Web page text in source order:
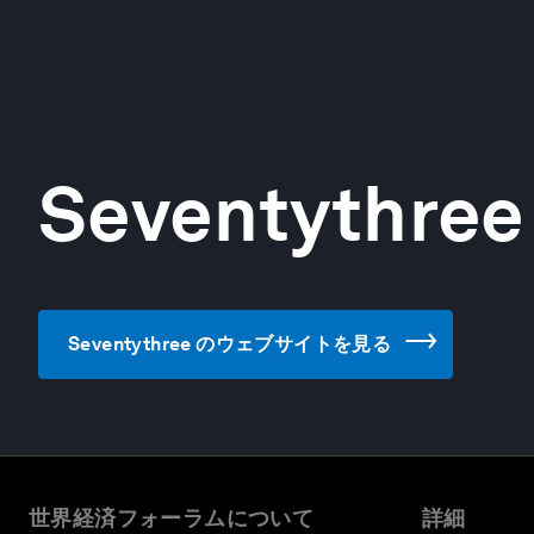
Seventythree
Seventythree のウェブサイトを見る
世界経済フォーラムについて 詳細